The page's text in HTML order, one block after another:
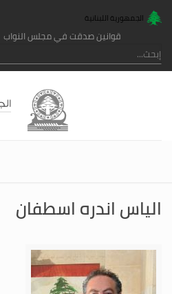
الجمهورية اللبنانية
قوانين صدقت في مجلس النواب
الياس اندره اسطفان